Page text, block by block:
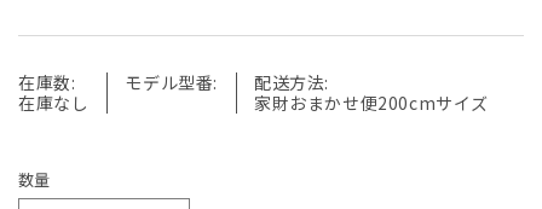
在庫数:
在庫なし
モデル型番:
配送方法:
家財おまかせ便200cmサイズ
数量